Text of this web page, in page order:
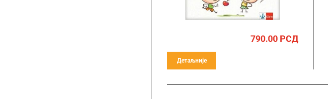
790.00РСД
Детаљније